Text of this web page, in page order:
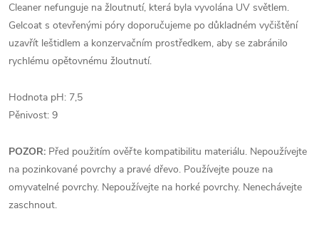
Cleaner nefunguje na žloutnutí, která byla vyvolána UV světlem.
Gelcoat s otevřenými póry doporučujeme po důkladném vyčištění
uzavřít leštidlem a konzervačním prostředkem, aby se zabránilo
rychlému opětovnému žloutnutí.
Hodnota pH: 7,5
Pěnivost: 9
POZOR: Před použitím ověřte kompatibilitu materiálu. Nepoužívejte
na pozinkované povrchy a pravé dřevo. Používejte pouze na
omyvatelné povrchy. Nepoužívejte na horké povrchy. Nenechávejte
zaschnout.